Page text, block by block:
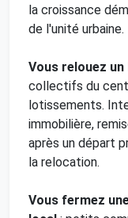
la croissance
de l'unité urbaine.
Vous relouez
collectifs du
lotissements.
immobilière,
après un départ
la relocation.
Vous fermez